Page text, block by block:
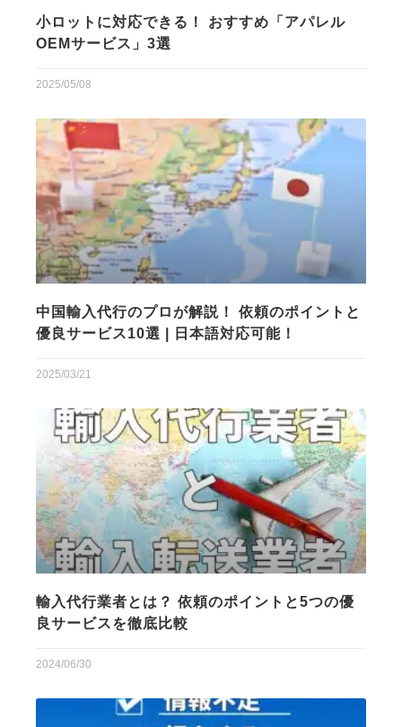
小ロットに対応できる！ おすすめ「アパレル
OEMサービス」3選
2025/05/08
中国輸入代行のプロが解説！ 依頼のポイントと
優良サービス10選 | 日本語対応可能！
2025/03/21
輸入代行業者とは？ 依頼のポイントと5つの優
良サービスを徹底比較
2024/06/30